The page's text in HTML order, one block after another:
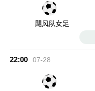
飓风队女足
22:00 07-28